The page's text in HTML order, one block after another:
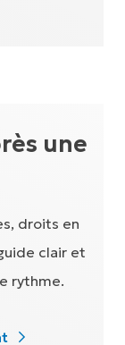
une
droits en
clair et
rythme.